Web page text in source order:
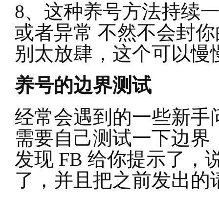
8、这种养号方法持续
或者异常 不然不会封
别太放肆，这个可以慢
养号的边界测试
经常会遇到的一些新手
需要自己测试一下边界
发现 FB 给你提示了，
了，并且把之前发出